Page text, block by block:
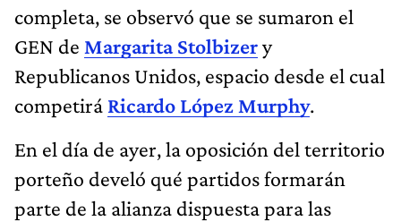
completa, se observó que se sumaron el
GEN de Margarita Stolbizery
Republicanos Unidos, espacio desde el cual
competirá Ricardo López Murphy.
En el día de ayer, la oposición del territorio
porteño develó qué partidos formarán
parte de la alianza dispuesta para las